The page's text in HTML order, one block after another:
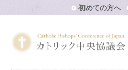
初めての方へ